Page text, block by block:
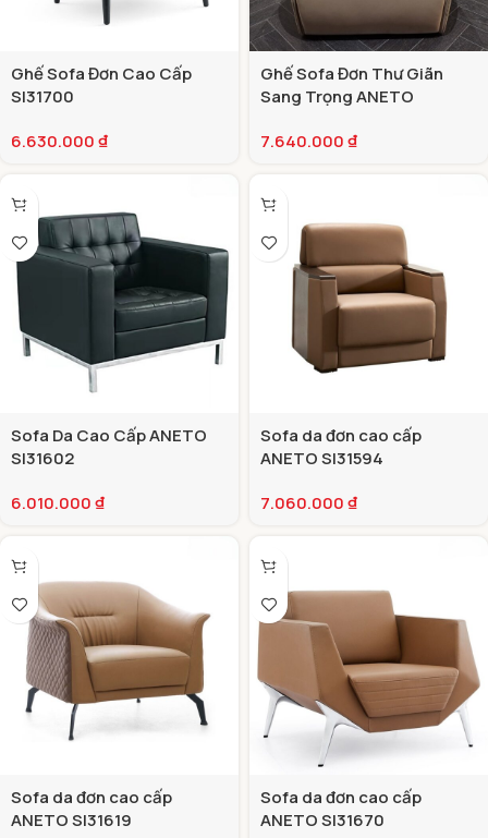
Ghế Sofa Đơn Cao Cấp
SI31700
6.630.000₫
Ghế Sofa Đơn Thư Giãn
Sang Trọng ANETO
7.640.000₫
Sofa Da Cao Cấp ANETO
SI31602
6.010.000₫
Sofa da đơn cao cấp
ANETO SI31594
7.060.000₫
Sofa da đơn cao cấp
ANETO SI31619
Sofa da đơn cao cấp
ANETO SI31670